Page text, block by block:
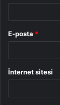
E-posta *
İnternet sitesi